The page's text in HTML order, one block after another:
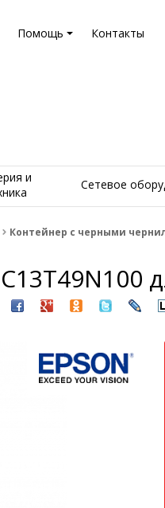
Помощь Контакты
и
Сетевое
Контейнер с черными